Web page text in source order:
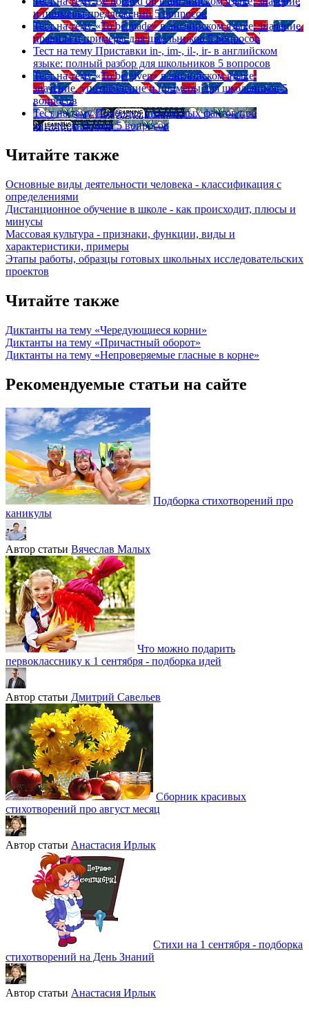
и примеры предложений 5 вопросов
Тест на тему «To be made» в английском языке: значение,
правила и примеры для школьников 5 вопросов
Тест на тему Приставки in-, im-, il-, ir- в английском
языке: полный разбор для школьников 5 вопросов
Тест на тему «To be given» в английском языке:
значение, употребление и примеры для школьников 5
вопросов
Тест на тему Подборка интересных фактов про
английский язык 5 вопросов
Читайте также
Основные виды деятельности человека - классификация с
определениями
Дистанционное обучение в школе - как происходит, плюсы и
минусы
Массовая культура - признаки, функции, виды и
характеристики, примеры
Этапы работы, образцы готовых школьных исследовательских
проектов
Читайте также
Диктанты на тему «Чередующиеся корни»
Диктанты на тему «Причастный оборот»
Диктанты на тему «Непроверяемые гласные в корне»
Рекомендуемые статьи на сайте
Подборка стихотворений про
каникулы
Автор статьи Вячеслав Малых
Что можно подарить
первокласснику к 1 сентября - подборка идей
Автор статьи Дмитрий Савельев
Сборник красивых
стихотворений про август месяц
Автор статьи Анастасия Ирлык
Стихи на 1 сентября - подборка
стихотворений на День Знаний
Автор статьи Анастасия Ирлык